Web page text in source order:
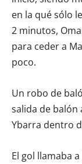
en la qué sólo
2 minutos,
para ceder a
poco.
Un robo de
salida de balón
Ybarra dentro
El gol llamaba